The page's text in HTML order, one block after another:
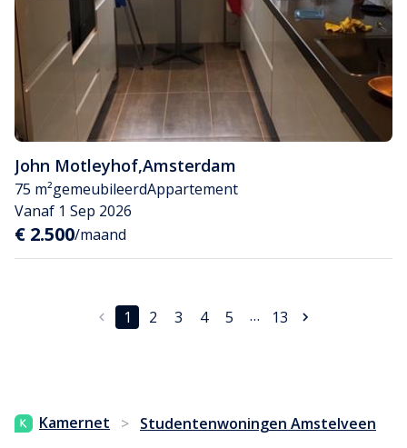
John Motleyhof,Amsterdam
75 m²gemeubileerdAppartement
Vanaf 1 Sep 2026
€ 2.500/maand
1 2 3 4 5 … 13
Kamernet > Studentenwoningen Amstelveen